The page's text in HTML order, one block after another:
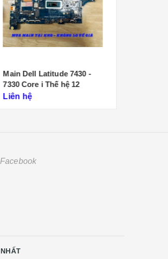
Main dell Latitude 3430
NEW Thế Hệ 12 (213274-1)
Liên hệ
Facebook